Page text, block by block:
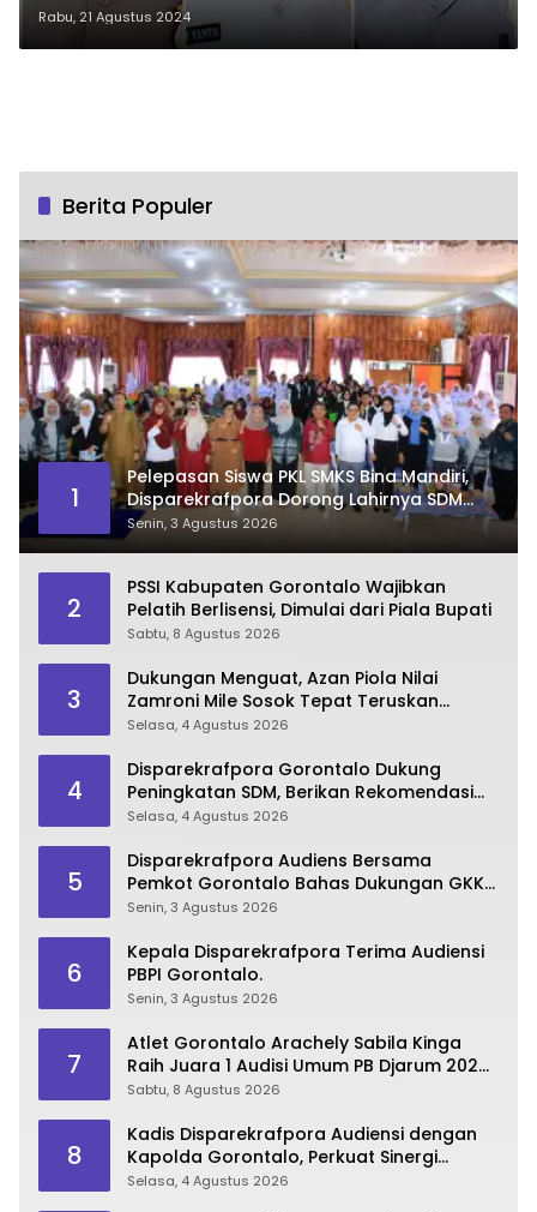
Rabu, 21 Agustus 2024
Berita Populer
1
Pelepasan Siswa PKL SMKS Bina Mandiri,
Disparekrafpora Dorong Lahirnya SDM
Pariwisata Unggul
Senin, 3 Agustus 2026
2
PSSI Kabupaten Gorontalo Wajibkan
Pelatih Berlisensi, Dimulai dari Piala Bupati
Sabtu, 8 Agustus 2026
3
Dukungan Menguat, Azan Piola Nilai
Zamroni Mile Sosok Tepat Teruskan
Pembangunan Bone Bolango
Selasa, 4 Agustus 2026
4
Disparekrafpora Gorontalo Dukung
Peningkatan SDM, Berikan Rekomendasi
Studi S3 bagi Pegawai
Selasa, 4 Agustus 2026
5
Disparekrafpora Audiens Bersama
Pemkot Gorontalo Bahas Dukungan GKK
2026
Senin, 3 Agustus 2026
6
Kepala Disparekrafpora Terima Audiensi
PBPI Gorontalo.
Senin, 3 Agustus 2026
7
Atlet Gorontalo Arachely Sabila Kinga
Raih Juara 1 Audisi Umum PB Djarum 2026
di Makassar
Sabtu, 8 Agustus 2026
8
Kadis Disparekrafpora Audiensi dengan
Kapolda Gorontalo, Perkuat Sinergi
Sukseskan Gorontalo Karnaval Karawo
Selasa, 4 Agustus 2026